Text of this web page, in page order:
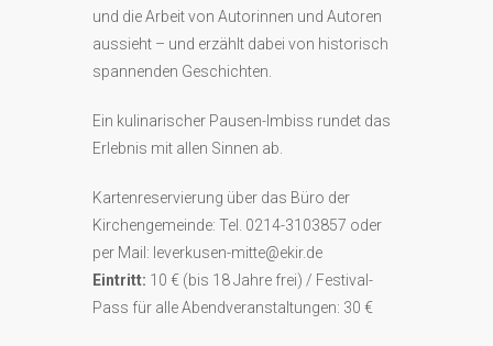
und die Arbeit von Autorinnen und Autoren
aussieht – und erzählt dabei von historisch
spannenden Geschichten.
Ein kulinarischer Pausen-Imbiss rundet das
Erlebnis mit allen Sinnen ab.
Kartenreservierung über das Büro der
Kirchengemeinde: Tel. 0214-3103857 oder
per Mail: leverkusen-mitte@ekir.de
Eintritt: 10 € (bis 18 Jahre frei) / Festival-
Pass für alle Abendveranstaltungen: 30 €